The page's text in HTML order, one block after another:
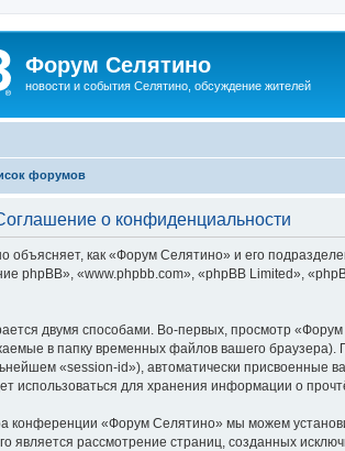
Форум Селятино
новости и события Селятино, обсуждение жителей
форумов
о конфиденциальности
объясняет, как «Форум Селятино» и его
phpBB», «www.phpbb.com», «phpBB Limited»,
двумя способами. Во-первых, просмотр
в папку временных файлов вашего
«session-id»), автоматически присвоенные
использоваться для хранения информации о
конференции «Форум Селятино» мы можем
является рассмотрение страниц, созданных